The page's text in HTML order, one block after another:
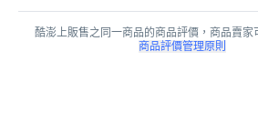
酷澎上販售之同一商品的商品評價，商品賣家
商品評價管理原則